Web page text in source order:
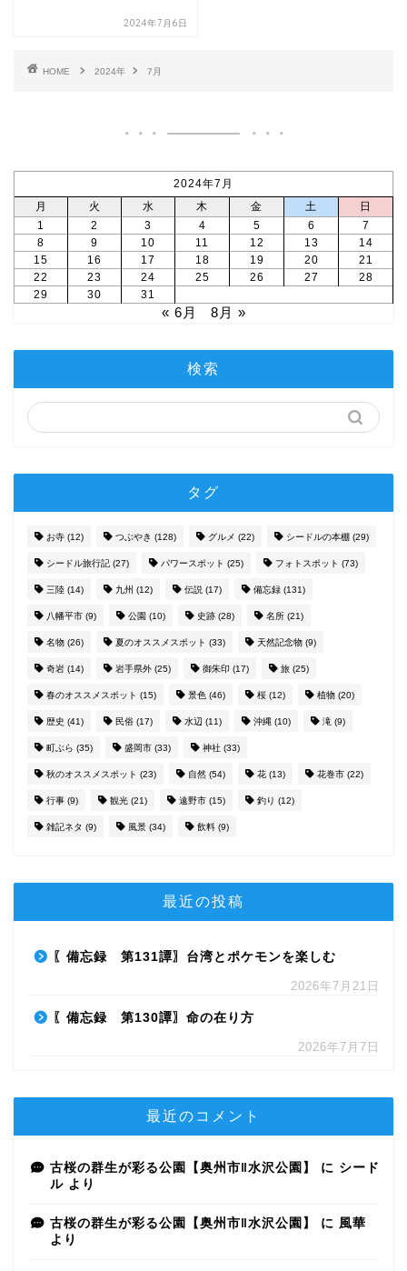
2024年7月6日
HOME 2024年 7月
2024年7月
月
火 水 木 金 土
日
1
2 3 4 5 6
7
8
9 10 11 12 13
14
15
16 17 18 19 20
21
22
23 24 25 26 27
28
29
30 31
« 6月 8月 »
検索
タグ
お寺 (12) つぶやき (128) グルメ (22) シードルの本棚 (29)
シードル旅行記 (27) パワースポット (25) フォトスポット (73)
三陸 (14) 九州 (12) 伝説 (17) 備忘録 (131)
八幡平市 (9) 公園 (10) 史跡 (28) 名所 (21)
名物 (26) 夏のオススメスポット (33) 天然記念物 (9)
奇岩 (14) 岩手県外 (25) 御朱印 (17) 旅 (25)
春のオススメスポット (15) 景色 (46) 桜 (12) 植物 (20)
歴史 (41) 民俗 (17) 水辺 (11) 沖縄 (10) 滝 (9)
町ぶら (35) 盛岡市 (33) 神社 (33)
秋のオススメスポット (23) 自然 (54) 花 (13) 花巻市 (22)
行事 (9) 観光 (21) 遠野市 (15) 釣り (12)
雑記ネタ (9) 風景 (34) 飲料 (9)
最近の投稿
〖備忘録 第131譚〗台湾とポケモンを楽しむ
2026年7月21日
〖備忘録 第130譚〗命の在り方
2026年7月7日
最近のコメント
古桜の群生が彩る公園【奥州市‖水沢公園】 に シード
ル より
古桜の群生が彩る公園【奥州市‖水沢公園】 に 風華
より